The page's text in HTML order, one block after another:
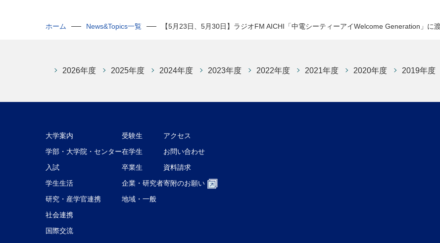
ホーム News&Topics一覧 【5月23日、5月30日】ラジオFM AICHI「中電シーティーアイWelcome Generation」に
2026年度 2025年度 2024年度 2023年度 2022年度 2021年度 2020年度 2019年度
大学案内
学部・大学院・センター
入試
学生生活
研究・産学官連携
社会連携
国際交流
受験生
在学生
卒業生
企業・研究者
地域・一般
アクセス
お問い合わせ
資料請求
寄附のお願い